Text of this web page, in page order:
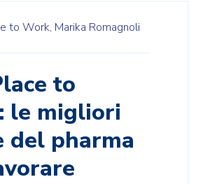
to Work, Marika Romagnoli
to
le migliori
del pharma